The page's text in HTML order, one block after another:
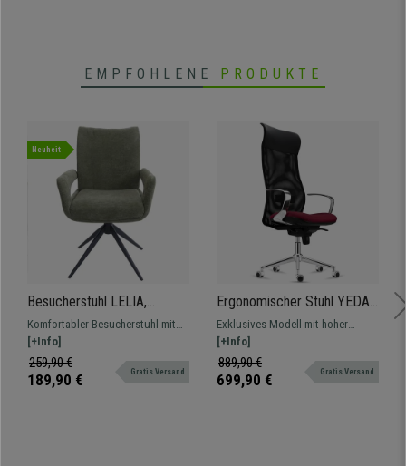
EMPFOHLENE PRODUKTE
Neuheit
Besucherstuhl LELIA,
drehbar, weich gepolstert,
stillvolles Design, Stoff, Grün
Komfortabler Besucherstuhl mit
Drehfunktion und bequemer
Polsterung zum entspannten
Sitzen
[+Info]
259,90 €
189,90 € Gratis Versand
Ergonomischer Stuhl YEDA,
hohe Rückenlehne,
modernes Design, 8h-
Nutzung, Netzbezug, Farbe
Burgunder
Exklusives Modell mit hoher
Rückenlehne und komfortabler
Sitzpolsterung, besonders
bequem und ergonomisch.
[+Info]
889,90 €
699,90 € Gratis Versand